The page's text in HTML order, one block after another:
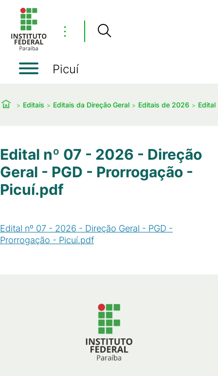
⋮
Picuí
Editais Editais da Direção Geral Editais de 2026 Edital
Edital nº 07 - 2026 - Direção
Geral - PGD - Prorrogação -
Picuí.pdf
Edital nº 07 - 2026 - Direção Geral - PGD -
Prorrogação - Picuí.pdf